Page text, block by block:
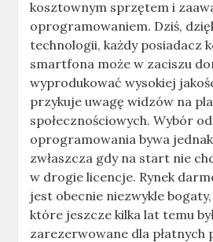
kosztownym sprzętem i
oprogramowaniem. Dziś,
technologii, każdy posiadacz
smartfona może w zaciszu
wyprodukować wysokiej
przykuje uwagę widzów na
społecznościowych. Wybór
oprogramowania bywa
zwłaszcza gdy na start nie
w drogie licencje. Rynek
jest obecnie niezwykle
które jeszcze kilka lat temu
zarezerwowane dla płatnych